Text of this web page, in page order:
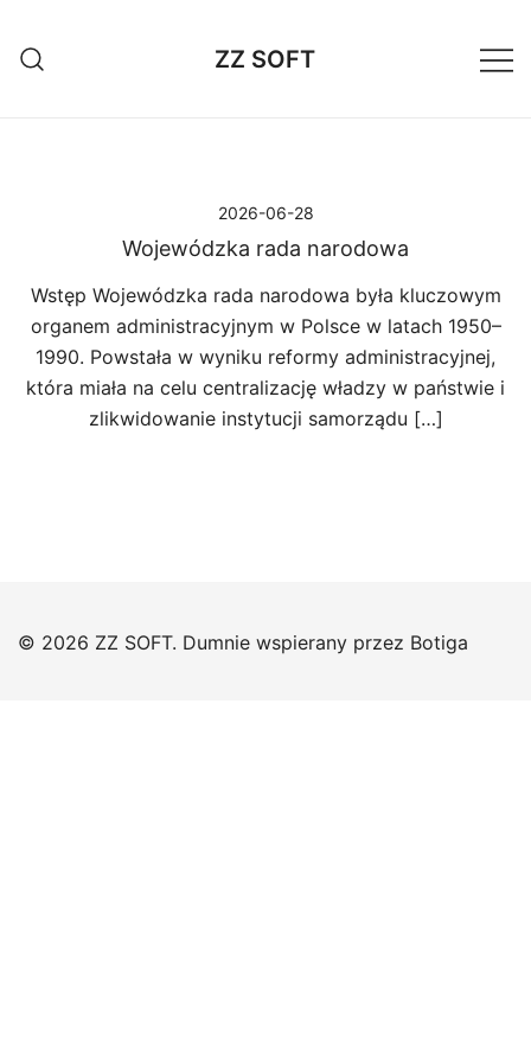
treści
ZZ SOFT
2026-06-28
Wojewódzka rada narodowa
Wstęp Wojewódzka rada narodowa była kluczowym
organem administracyjnym w Polsce w latach 1950–
1990. Powstała w wyniku reformy administracyjnej,
która miała na celu centralizację władzy w państwie i
zlikwidowanie instytucji samorządu […]
© 2026 ZZ SOFT. Dumnie wspierany przez Botiga